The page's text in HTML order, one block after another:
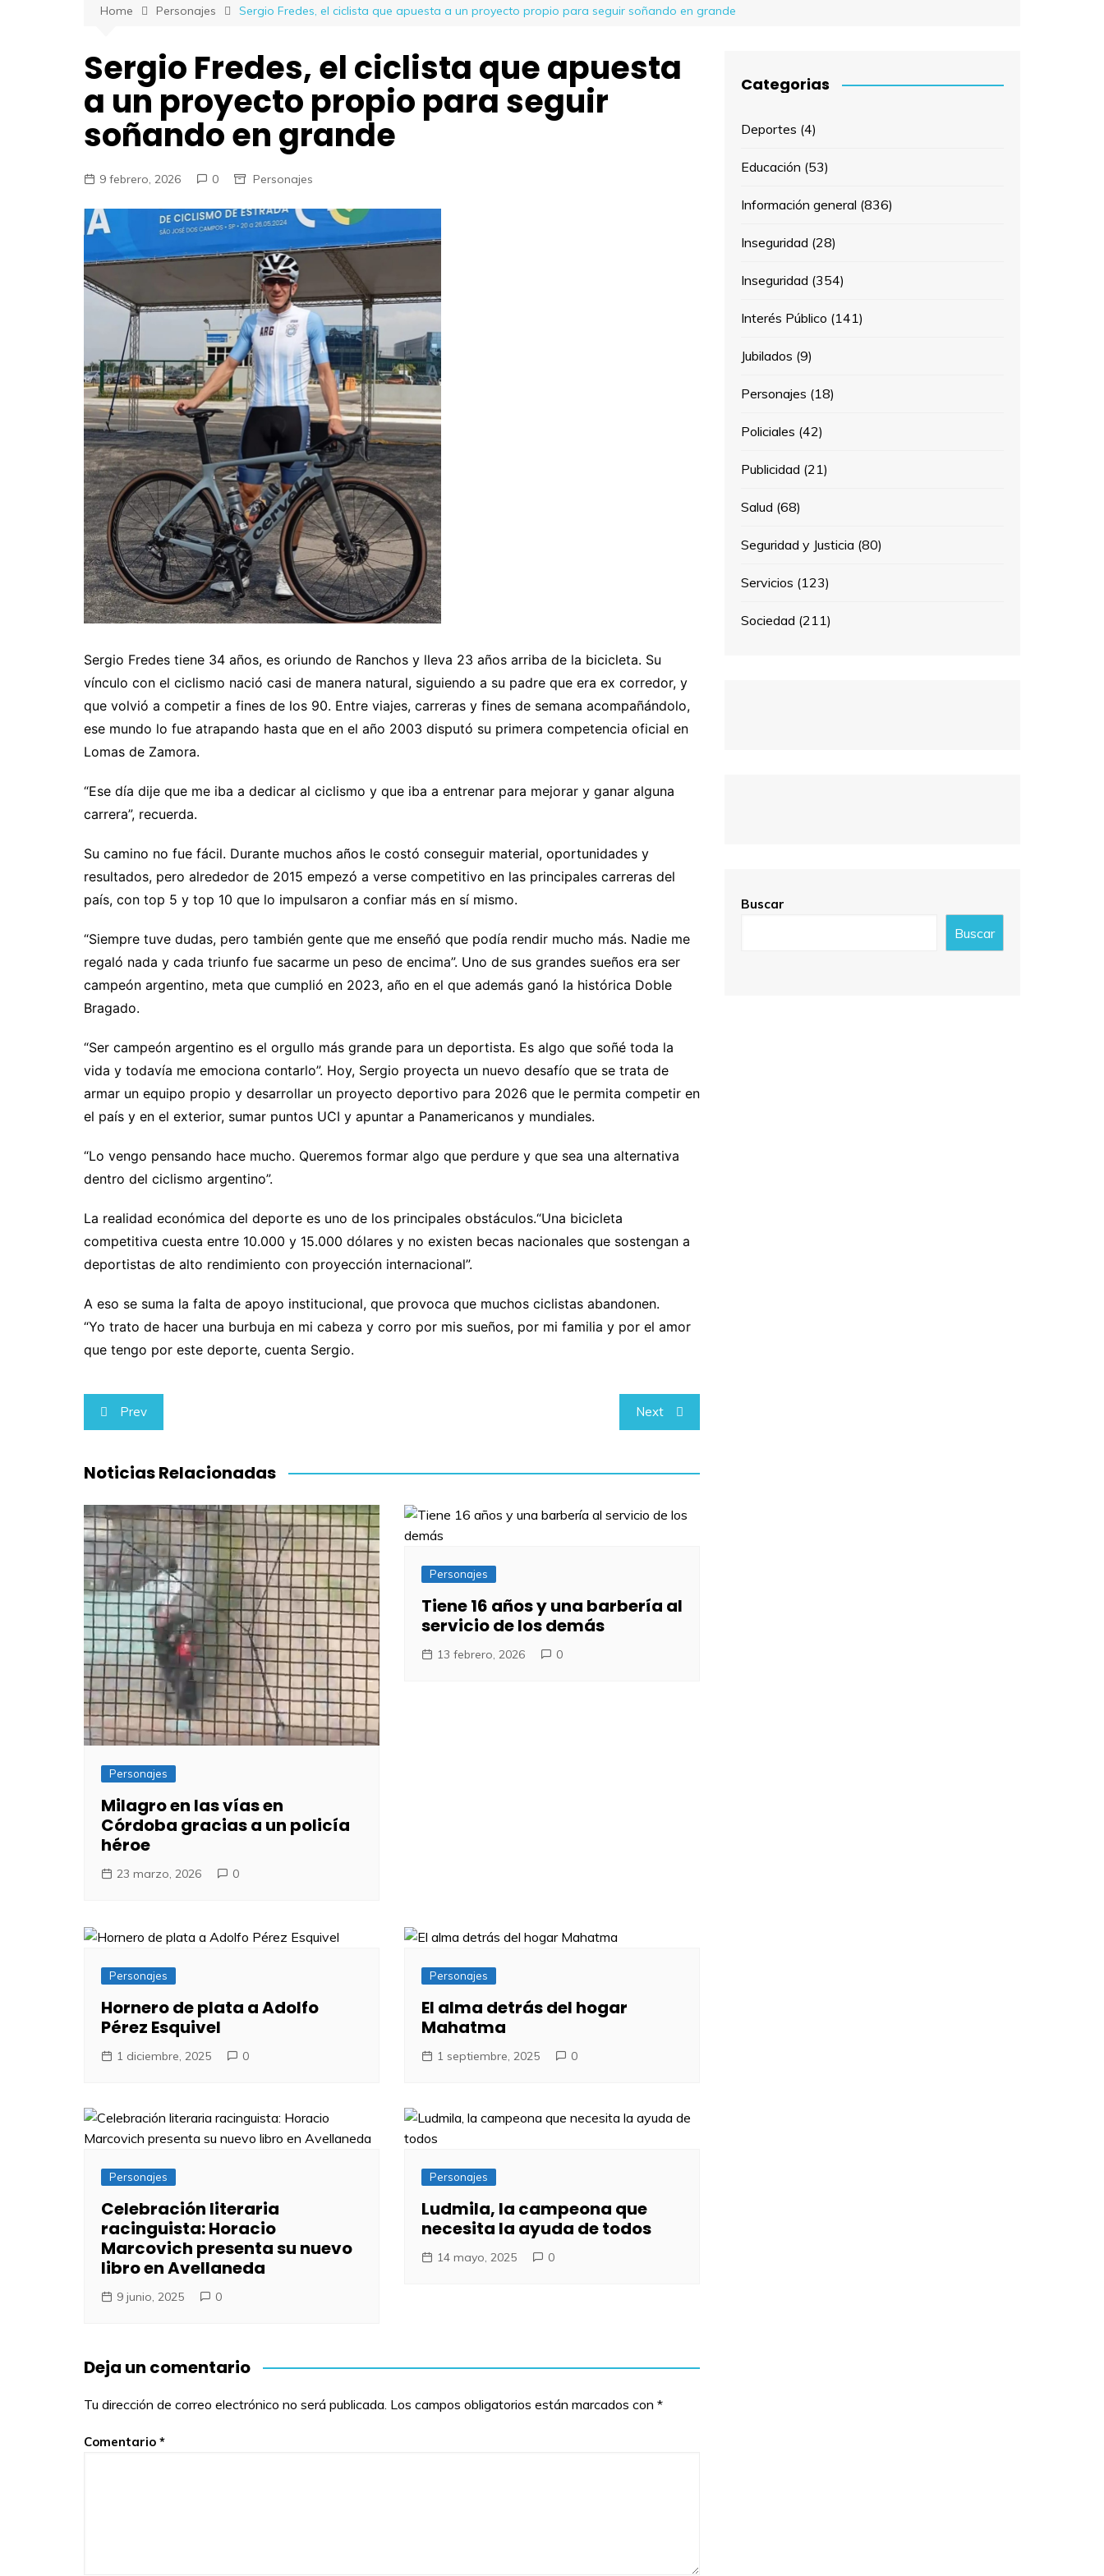
Home Personajes Sergio Fredes, el ciclista que apuesta a un proyecto propio para seguir soñando en grande
Sergio Fredes, el ciclista que apuesta
a un proyecto propio para seguir
soñando en grande
9 febrero, 2026 0 Personajes
Sergio Fredes tiene 34 años, es oriundo de Ranchos y lleva 23 años arriba de la bicicleta. Su
vínculo con el ciclismo nació casi de manera natural, siguiendo a su padre que era ex corredor, y
que volvió a competir a fines de los 90. Entre viajes, carreras y fines de semana acompañándolo,
ese mundo lo fue atrapando hasta que en el año 2003 disputó su primera competencia oficial en
Lomas de Zamora.
“Ese día dije que me iba a dedicar al ciclismo y que iba a entrenar para mejorar y ganar alguna
carrera”, recuerda.
Su camino no fue fácil. Durante muchos años le costó conseguir material, oportunidades y
resultados, pero alrededor de 2015 empezó a verse competitivo en las principales carreras del
país, con top 5 y top 10 que lo impulsaron a confiar más en sí mismo.
“Siempre tuve dudas, pero también gente que me enseñó que podía rendir mucho más. Nadie me
regaló nada y cada triunfo fue sacarme un peso de encima”. Uno de sus grandes sueños era ser
campeón argentino, meta que cumplió en 2023, año en el que además ganó la histórica Doble
Bragado.
“Ser campeón argentino es el orgullo más grande para un deportista. Es algo que soñé toda la
vida y todavía me emociona contarlo”. Hoy, Sergio proyecta un nuevo desafío que se trata de
armar un equipo propio y desarrollar un proyecto deportivo para 2026 que le permita competir en
el país y en el exterior, sumar puntos UCI y apuntar a Panamericanos y mundiales.
“Lo vengo pensando hace mucho. Queremos formar algo que perdure y que sea una alternativa
dentro del ciclismo argentino”.
La realidad económica del deporte es uno de los principales obstáculos.“Una bicicleta
competitiva cuesta entre 10.000 y 15.000 dólares y no existen becas nacionales que sostengan a
deportistas de alto rendimiento con proyección internacional”.
A eso se suma la falta de apoyo institucional, que provoca que muchos ciclistas abandonen.
“Yo trato de hacer una burbuja en mi cabeza y corro por mis sueños, por mi familia y por el amor
que tengo por este deporte, cuenta Sergio.
Navegación
de
entradas
Prev Next
Noticias Relacionadas
Personajes
Milagro en las vías en
Córdoba gracias a un policía
héroe
23 marzo, 2026 0
Personajes
Tiene 16 años y una barbería al
servicio de los demás
13 febrero, 2026 0
Personajes
Hornero de plata a Adolfo
Pérez Esquivel
1 diciembre, 2025 0
Personajes
El alma detrás del hogar
Mahatma
1 septiembre, 2025 0
Personajes
Celebración literaria
racinguista: Horacio
Marcovich presenta su nuevo
libro en Avellaneda
9 junio, 2025 0
Personajes
Ludmila, la campeona que
necesita la ayuda de todos
14 mayo, 2025 0
Deja un comentario
Tu dirección de correo electrónico no será publicada. Los campos obligatorios están marcados con *
Comentario *
Categorias
Deportes (4)
Educación (53)
Información general (836)
Inseguridad (28)
Inseguridad (354)
Interés Público (141)
Jubilados (9)
Personajes (18)
Policiales (42)
Publicidad (21)
Salud (68)
Seguridad y Justicia (80)
Servicios (123)
Sociedad (211)
Buscar
Buscar